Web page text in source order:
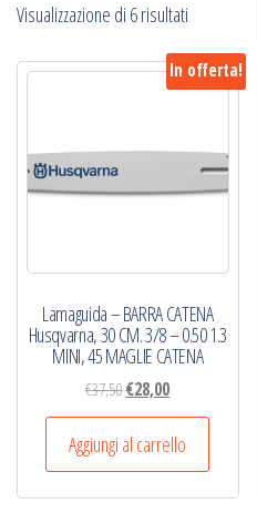
Visualizzazione di 6 risultati
più
In offerta!
Lamaguida – BARRA CATENA
Husqvarna, 30 CM. 3/8 – 0.50 1.3
MINI, 45 MAGLIE CATENA
€37,50Il
prezzo
originale
era:
€37,50.
€28,00Il
prezzo
attuale
è:
€28,00.
Aggiungi al carrello